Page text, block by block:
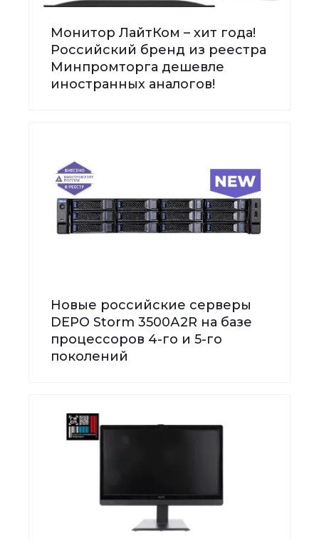
Монитор ЛайтКом – хит года!
Российский бренд из реестра
Минпромторга дешевле
иностранных аналогов!
Новые российские серверы
DEPO Storm 3500А2R на базе
процессоров 4-го и 5-го
поколений